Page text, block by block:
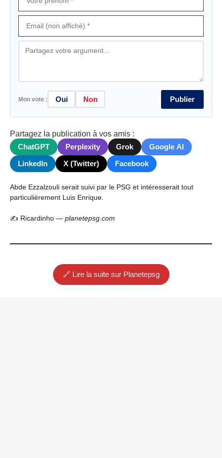
Mon vote : Oui Non Publier
Partagez la publication à vos amis :
ChatGPT
Perplexity Grok
Google AI
LinkedIn
X (Twitter) Facebook
Abde Ezzalzouli serait suivi par le PSG et intéresserait tout
particulièrement Luis Enrique.
✍️ Ricardinho — planetepsg.com
🔗 Lire la suite sur Planetepsg